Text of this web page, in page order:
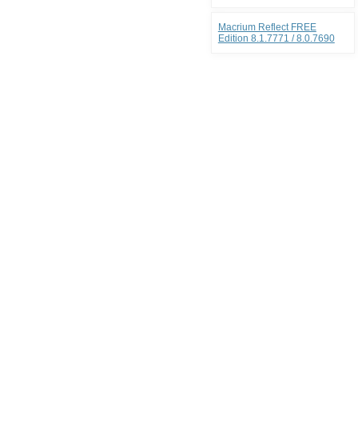
Macrium Reflect FREE
Edition 8.1.7771 / 8.0.7690